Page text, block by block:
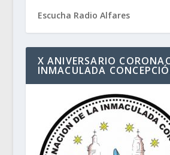
Escucha Radio Alfares
X ANIVERSARIO
INMACULADA